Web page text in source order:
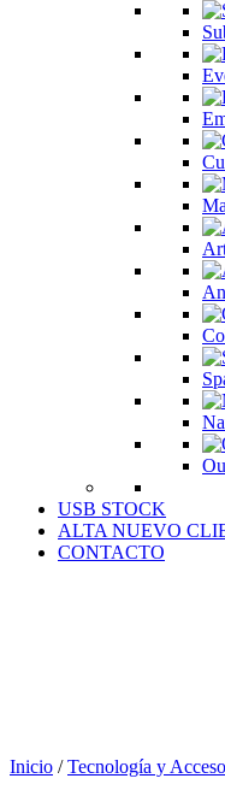
USB STOCK
ALTA NUEVO
CONTACTO
Inicio /Tecnología y